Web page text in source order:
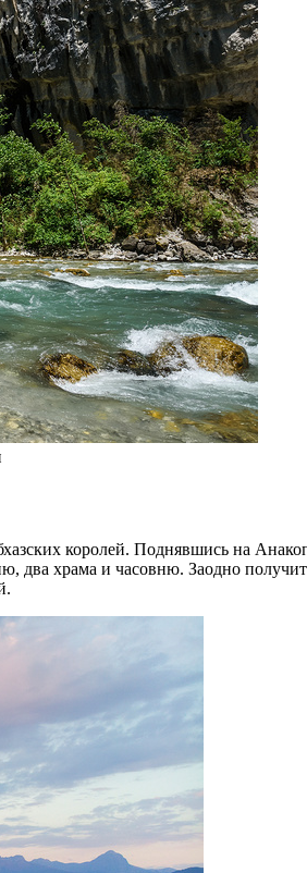
королей. Поднявшись на
храма и часовню. Заодно